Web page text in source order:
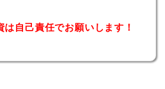
は自己責任でお願いします！